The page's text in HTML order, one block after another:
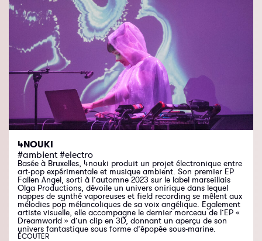
4NOUKI
#ambient #electro
Basée à Bruxelles, 4nouki produit un projet électronique entre
art-pop expérimentale et musique ambient. Son premier EP
Fallen Angel, sorti à l’automne 2023 sur le label marseillais
Olga Productions, dévoile un univers onirique dans lequel
nappes de synthé vaporeuses et field recording se mêlent aux
mélodies pop mélancoliques de sa voix angélique. Egalement
artiste visuelle, elle accompagne le dernier morceau de l’EP «
Dreamworld » d’un clip en 3D, donnant un aperçu de son
univers fantastique sous forme d’épopée sous-marine.
ÉCOUTER